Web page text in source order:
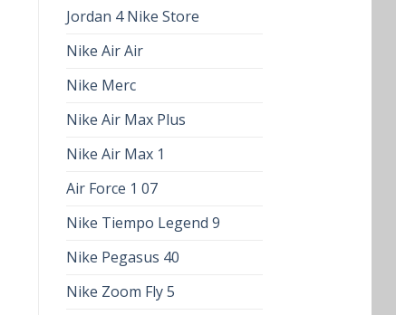
Jordan 4 Nike Store
Nike Air Air
Nike Merc
Nike Air Max Plus
Nike Air Max 1
Air Force 1 07
Nike Tiempo Legend 9
Nike Pegasus 40
Nike Zoom Fly 5